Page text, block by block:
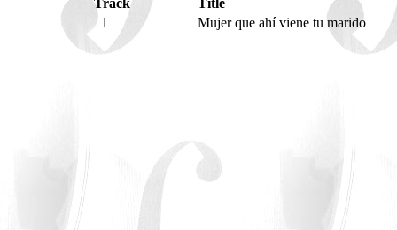
Track
Title
1
Mujer que ahí viene tu marido